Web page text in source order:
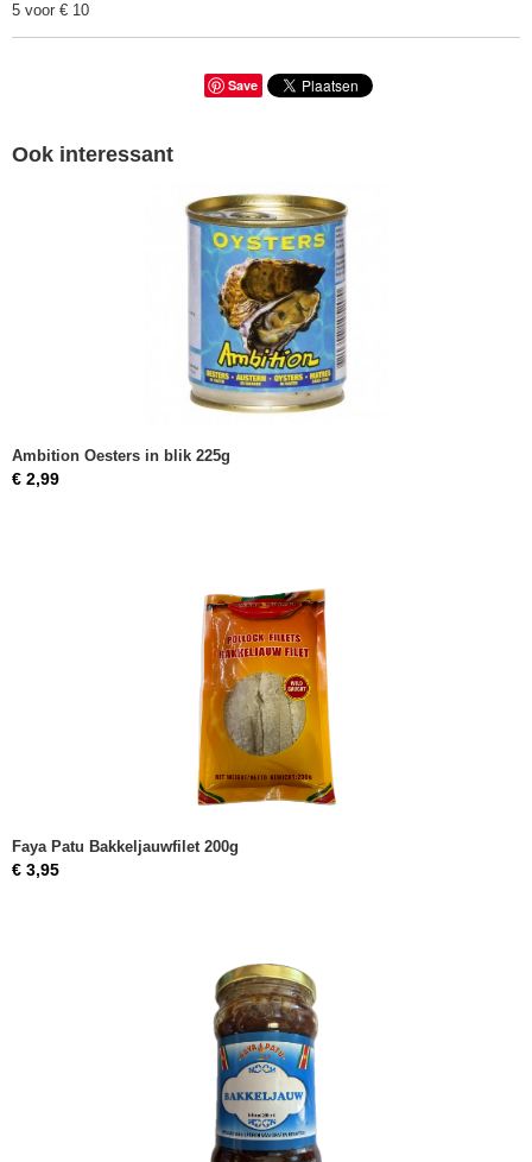
5 voor € 10
Save
Ook interessant
Ambition Oesters in blik 225g
€ 2,99
Faya Patu Bakkeljauwfilet 200g
€ 3,95